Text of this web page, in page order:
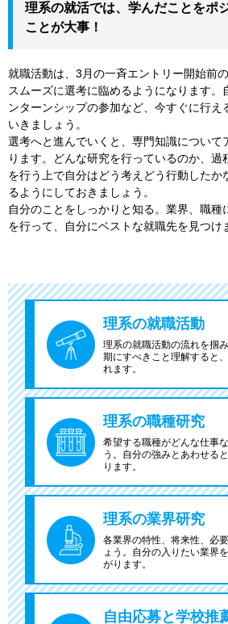
理系の就活では、学んだことをポ
ことが大事！
就職活動は、3月の一斉エントリー開始前
スムーズに選考に臨めるようになります。
ンターンシップの参加など、今すぐに行え
いきましょう。
選考へと進んでいくと、専門知識について
ります。どんな研究を行っているのか、
を行う上で自分はどう考えどう行動したか
るようにしておきましょう。
自分のことをしっかりと知る。業界、職種
を行って、自分にベストな就職先を見つけ
理系の就職活動
理系の就職活動の流れを掴
期にすべきこと理解すると
れます。
理系の職種研究
希望する職種がどんな仕事
う。自分の強みとあわせる
ります。
理系の業界研究
各業界の特性、将来性、必
ょう。自分の入りたい業界
がります。
自由応募と学校推